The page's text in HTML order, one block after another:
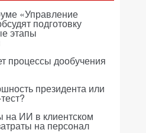
«Управление
подготовку
этапы
процессы дообучения
президента или
на ИИ в клиентском
на персонал